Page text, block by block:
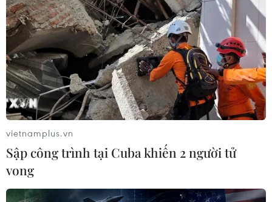
vietnamplus.vn
Sập công trình tại Cuba khiến 2 người tử
vong